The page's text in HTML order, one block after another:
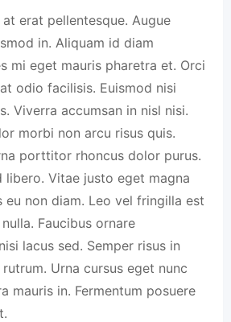
erat pellentesque. Augue
in. Aliquam id diam
mi eget mauris pharetra et. Orci
odio facilisis. Euismod nisi
Viverra accumsan in nisl nisi.
morbi non arcu risus quis.
porttitor rhoncus dolor purus.
libero. Vitae justo eget magna
eu non diam. Leo vel fringilla est
Faucibus ornare
lacus sed. Semper risus in
Urna cursus eget nunc
mauris in. Fermentum posuere